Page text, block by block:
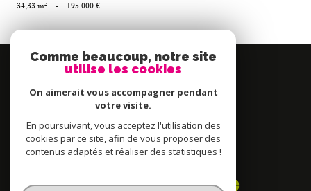
34,33 m² - 195 000 €
Se
espace propriétaire
Nous
adhérons
Comme beaucoup, notre site
utilise les cookies
On aimerait vous accompagner pendant
votre visite.
En poursuivant, vous acceptez l'utilisation des
cookies par ce site, afin de vous proposer des
contenus adaptés et réaliser des statistiques !